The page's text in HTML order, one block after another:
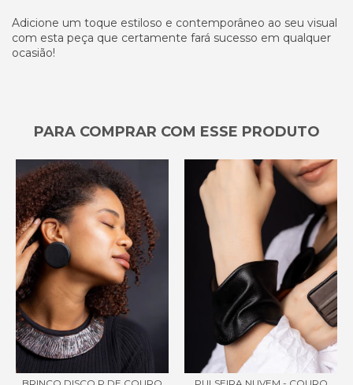
Adicione um toque estiloso e contemporâneo ao seu visual
com esta peça que certamente fará sucesso em qualquer
ocasião!
PARA COMPRAR COM ESSE PRODUTO